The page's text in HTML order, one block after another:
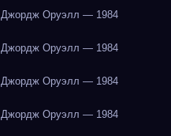
Джордж Оруэлл — 1984
Джордж Оруэлл — 1984
Джордж Оруэлл — 1984
Джордж Оруэлл — 1984